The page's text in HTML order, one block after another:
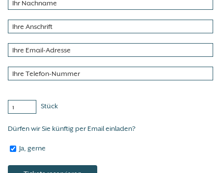
Stück
Dürfen wir Sie künftig per Email einladen?
Ja, gerne